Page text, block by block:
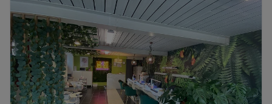
Mittwoch
09:00–20:00
Donnerstag
09:00– 20:00
Freitag
09:00–20:00
Samstag
08:00–18:00
Sonntag
Geschlossen
V. Nails Beauty & More ist ein renommiertes Nagelstudio,